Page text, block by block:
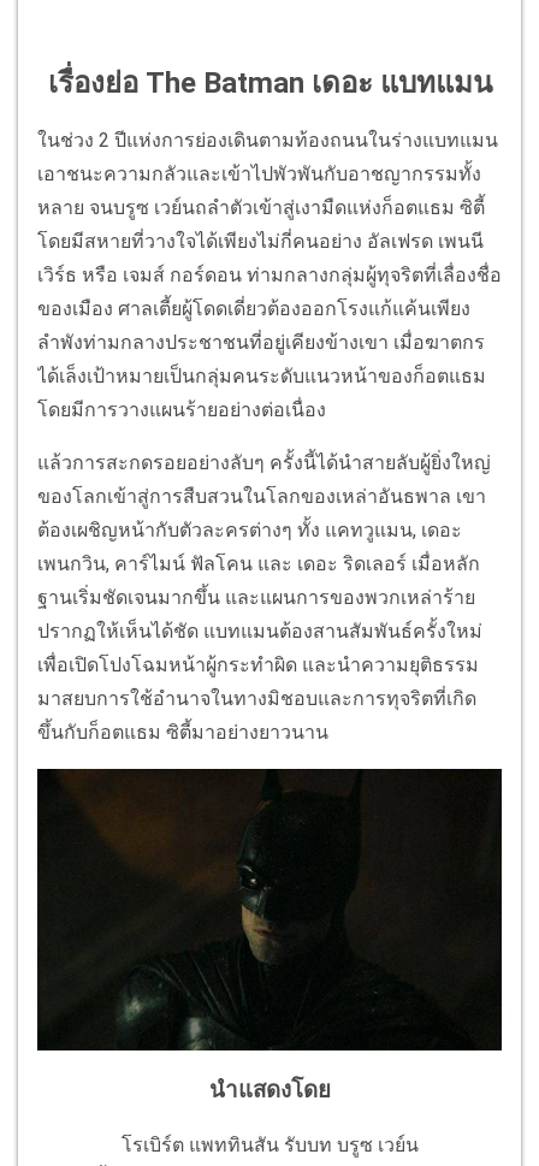
เรื่องย่อ The Batman เดอะ แบทแมน
ในช่วง 2 ปีแห่งการย่องเดินตามท้องถนนในร่างแบทแมน
เอาชนะความกลัวและเข้าไปพัวพันกับอาชญากรรมทั้ง
หลาย จนบรูซ เวย์นถลำตัวเข้าสู่เงามืดแห่งก็อตแธม ซิตี้
โดยมีสหายที่วางใจได้เพียงไม่กี่คนอย่าง อัลเฟรด เพนนี
เวิร์ธ หรือ เจมส์ กอร์ดอน ท่ามกลางกลุ่มผู้ทุจริตที่เลื่องชื่อ
ของเมือง ศาลเตี้ยผู้โดดเดี่ยวต้องออกโรงแก้แค้นเพียง
ลำพังท่ามกลางประชาชนที่อยู่เคียงข้างเขา เมื่อฆาตกร
ได้เล็งเป้าหมายเป็นกลุ่มคนระดับแนวหน้าของก็อตแธม
โดยมีการวางแผนร้ายอย่างต่อเนื่อง
แล้วการสะกดรอยอย่างลับๆ ครั้งนี้ได้นำสายลับผู้ยิ่งใหญ่
ของโลกเข้าสู่การสืบสวนในโลกของเหล่าอันธพาล เขา
ต้องเผชิญหน้ากับตัวละครต่างๆ ทั้ง แคทวูแมน, เดอะ
เพนกวิน, คาร์ไมน์ ฟัลโคน และ เดอะ ริดเลอร์ เมื่อหลัก
ฐานเริ่มชัดเจนมากขึ้น และแผนการของพวกเหล่าร้าย
ปรากฏให้เห็นได้ชัด แบทแมนต้องสานสัมพันธ์ครั้งใหม่
เพื่อเปิดโปงโฉมหน้าผู้กระทำผิด และนำความยุติธรรม
มาสยบการใช้อำนาจในทางมิชอบและการทุจริตที่เกิด
ขึ้นกับก็อตแธม ซิตี้มาอย่างยาวนาน
นำแสดงโดย
โรเบิร์ต แพททินสัน รับบท บรูซ เวย์น